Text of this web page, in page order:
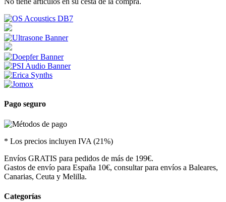
Pago seguro
* Los precios incluyen IVA (21%)
Envíos GRATIS para pedidos de más de 199€.
Gastos de envío para España 10€, consultar para envíos a Baleares,
Canarias, Ceuta y Melilla.
Categorías